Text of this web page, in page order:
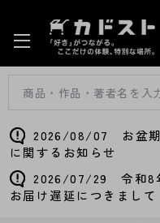
2026/08/07 お盆期
に関するお知らせ
2026/07/29 令和8
お届け遅延につきまして